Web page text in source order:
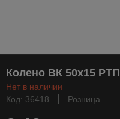
Колено ВК 50х15 РТП
Нет в наличии
Код: 36418
Розница